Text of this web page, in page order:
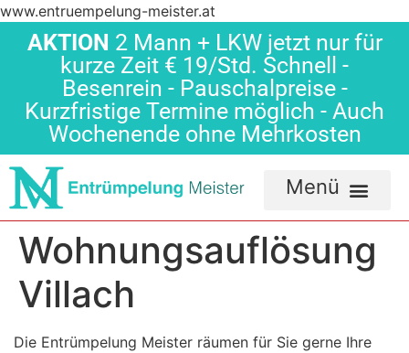
www.entruempelung-meister.at
AKTION 2 Mann + LKW jetzt nur für
kurze Zeit € 19/Std. Schnell -
Besenrein - Pauschalpreise -
Kurzfristige Termine möglich - Auch
Wochenende ohne Mehrkosten
Wohnungsauflösung
Villach
Die Entrümpelung Meister räumen für Sie gerne Ihre